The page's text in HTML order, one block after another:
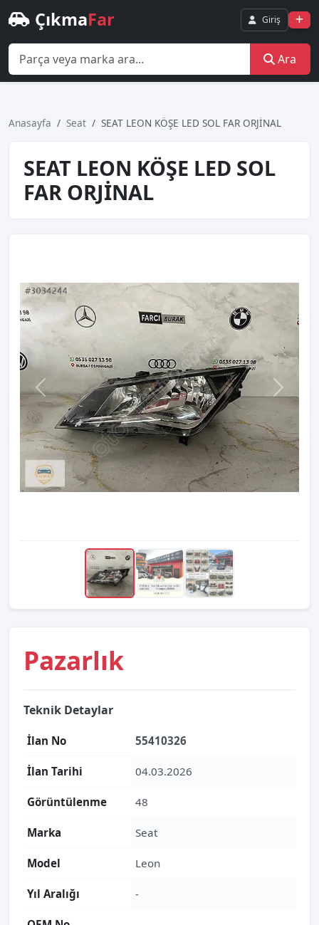
ÇıkmaFar Giriş
Ara
Anasayfa Seat SEAT LEON KÖŞE LED SOL FAR ORJİNAL
SEAT LEON KÖŞE LED SOL
FAR ORJİNAL
Pazarlık
Teknik Detaylar
İlan No 55410326
İlan Tarihi 04.03.2026
Görüntülenme 48
Marka Seat
Model Leon
Yıl Aralığı -